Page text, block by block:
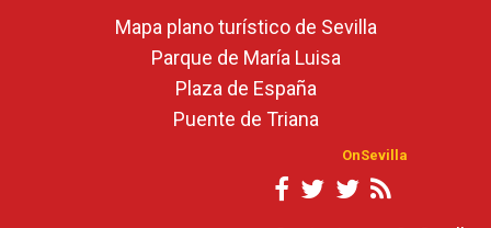
Mapa plano turístico de Sevilla
Parque de María Luisa
Plaza de España
Puente de Triana
OnSevilla